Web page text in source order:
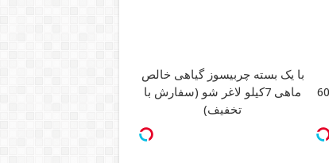
180 روزه فقط 600
با یک بسته چربیسوز گیاهی خالص
ماهی 7کیلو لاغر شو (سفارش با
تخفیف)